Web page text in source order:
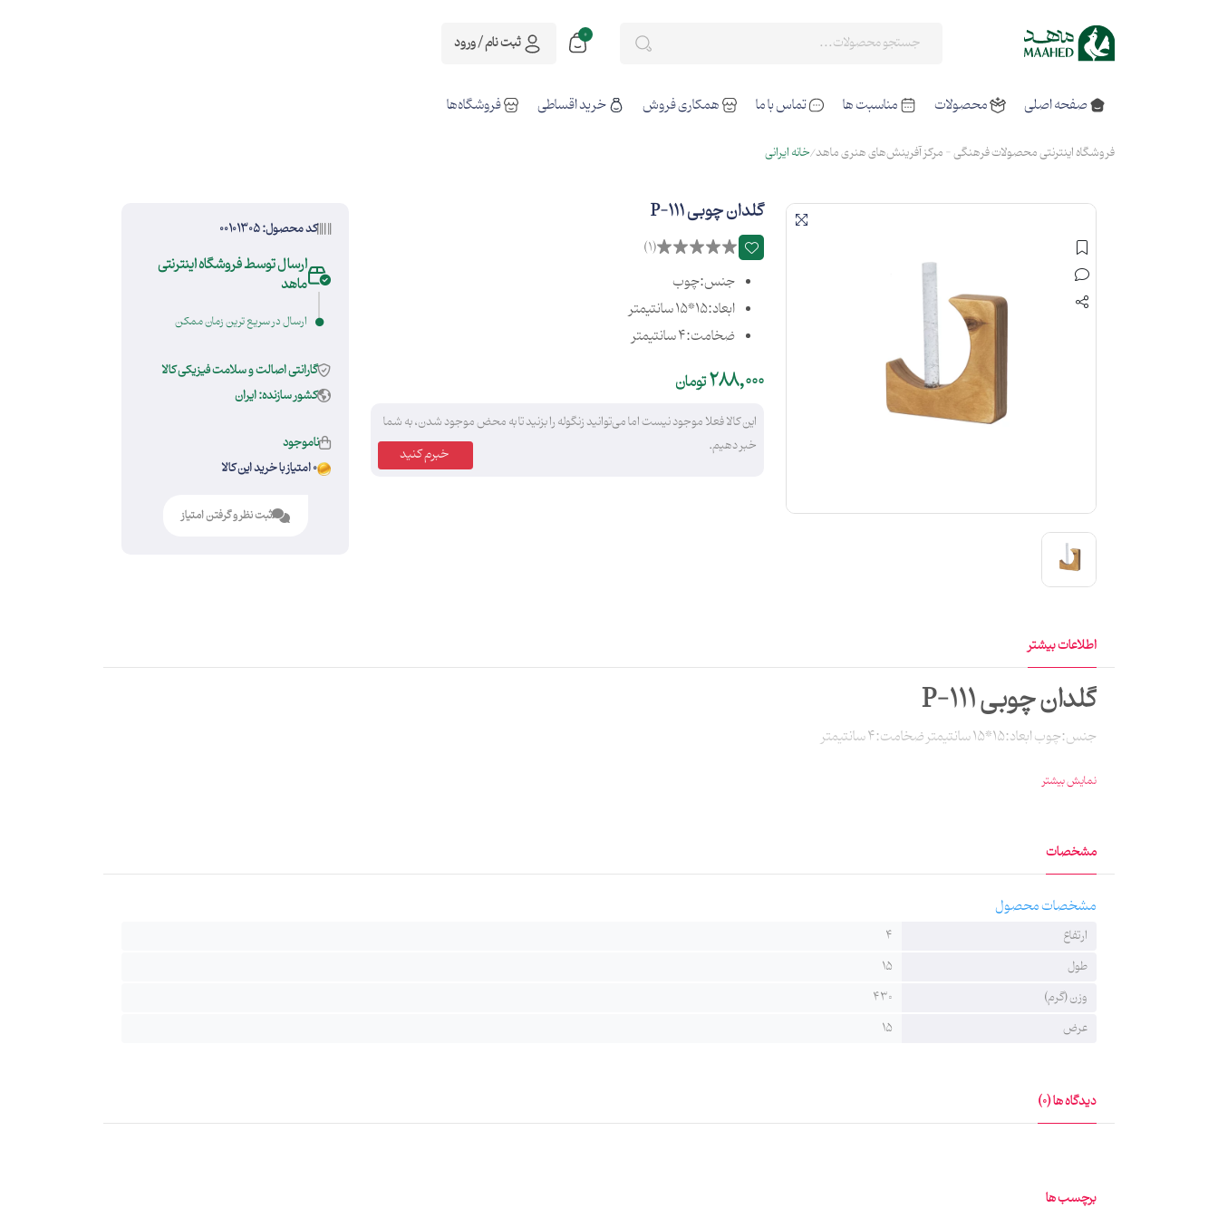
0 ثبت نام / ورود
صفحه اصلی محصولات مناسبت ها تماس با ما همکاری فروش خرید اقساطی فروشگاه‌ها
فروشگاه اینترنتی محصولات فرهنگی - مرکز آفرینش‌های هنری ماهد خانه ایرانی
گلدان چوبی P-111
(1)
جنس:چوب
ابعاد:15*15 سانتیمتر
ضخامت:4 سانتیمتر
288,000تومان
این کالا فعلا موجود نیست اما می‌توانید زنگوله را بزنید تا به محض موجود شدن، به شما
خبر دهیم.
کد محصول: 00101305
ارسال توسط فروشگاه اینترنتی
ماهد
ارسال در سریع ترین زمان ممکن
گارانتی اصالت و سلامت فیزیکی کالا
کشور سازنده: ایران
ناموجود
0 امتیاز با خرید این کالا
ثبت نظر و گرفتن امتیاز
اطلاعات بیشتر
گلدان چوبی P-111
جنس:چوب ابعاد:15*15 سانتیمتر ضخامت:4 سانتیمتر
نمایش بیشتر
مشخصات
مشخصات محصول
ارتفاع
4
طول
15
وزن (گرم)
430
عرض
15
دیدگاه ها (0)
برچسب ها